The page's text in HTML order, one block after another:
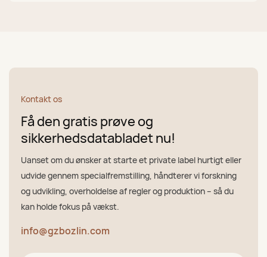
Kontakt os
Få den gratis prøve og
sikkerhedsdatabladet nu!
Uanset om du ønsker at starte et private label hurtigt eller
udvide gennem specialfremstilling, håndterer vi forskning
og udvikling, overholdelse af regler og produktion – så du
kan holde fokus på vækst.
info@gzbozlin.com